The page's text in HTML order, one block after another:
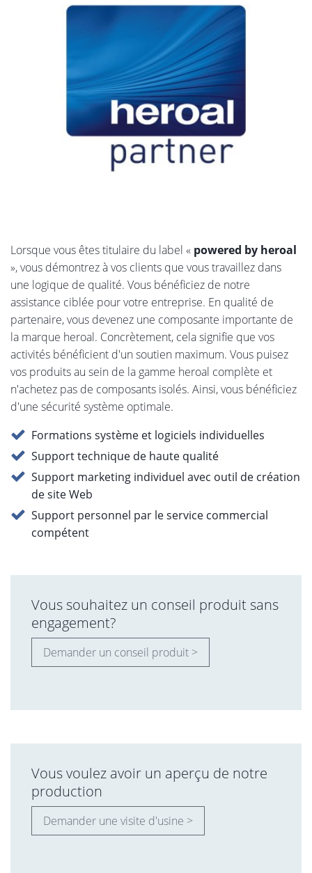
Lorsque vous êtes titulaire du label « powered by heroal
», vous démontrez à vos clients que vous travaillez dans
une logique de qualité. Vous bénéficiez de notre
assistance ciblée pour votre entreprise. En qualité de
partenaire, vous devenez une composante importante de
la marque heroal. Concrètement, cela signifie que vos
activités bénéficient d'un soutien maximum. Vous puisez
vos produits au sein de la gamme heroal complète et
n'achetez pas de composants isolés. Ainsi, vous bénéficiez
d'une sécurité système optimale.
Formations système et logiciels individuelles
Support technique de haute qualité
Support marketing individuel avec outil de création
de site Web
Support personnel par le service commercial
compétent
Vous souhaitez un conseil produit sans
engagement?
Demander un conseil produit >
Vous voulez avoir un aperçu de notre
production
Demander une visite d'usine >